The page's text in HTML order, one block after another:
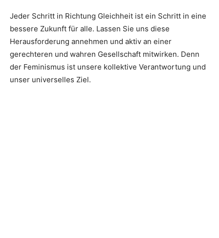
Jeder Schritt in Richtung Gleichheit ist ein Schritt in eine
bessere Zukunft für alle. Lassen Sie uns diese
Herausforderung annehmen und aktiv an einer
gerechteren und wahren Gesellschaft mitwirken. Denn
der Feminismus ist unsere kollektive Verantwortung und
unser universelles Ziel.